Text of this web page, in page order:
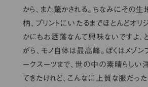
から、また驚かされる。ちなみにその生
柄、プリントにいたるまでほとんどオリ
かにもお洒落なんて興味ないですよ、
がら、モノ自体は最高峰。ぼくはメゾン
ークスーツまで、世の中の素晴らし
てきたけれど、こんなに上質な服だっ